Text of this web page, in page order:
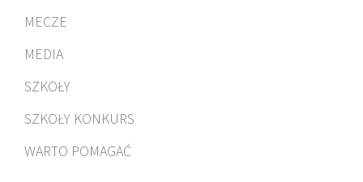
MECZE
MEDIA
SZKOŁY
SZKOŁY KONKURS
WARTO POMAGAĆ